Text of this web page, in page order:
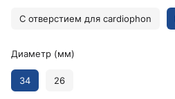
С отверстием для cardiophon
Диаметр (мм)
34 26